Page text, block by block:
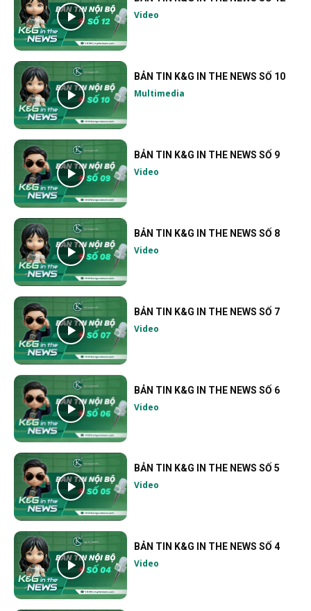
Video
BẢN TIN K&G IN THE NEWS SỐ 10
Multimedia
BẢN TIN K&G IN THE NEWS SỐ 9
Video
BẢN TIN K&G IN THE NEWS SỐ 8
Video
BẢN TIN K&G IN THE NEWS SỐ 7
Video
BẢN TIN K&G IN THE NEWS SỐ 6
Video
BẢN TIN K&G IN THE NEWS SỐ 5
Video
BẢN TIN K&G IN THE NEWS SỐ 4
Video